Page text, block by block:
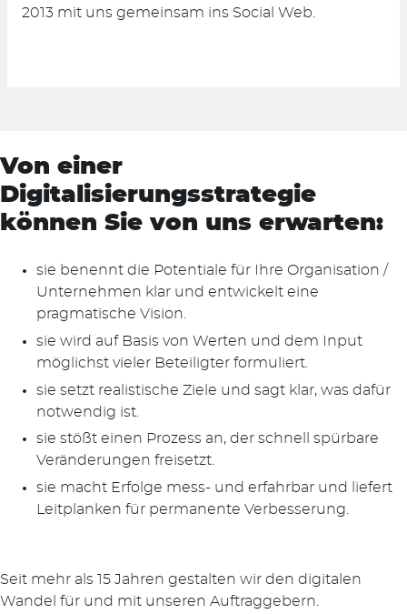
2013 mit uns gemeinsam ins Social Web.
Von einer
Digitalisierungsstrategie
können Sie von uns erwarten:
sie benennt die Potentiale für Ihre Organisation /
Unternehmen klar und entwickelt eine
pragmatische Vision.
sie wird auf Basis von Werten und dem Input
möglichst vieler Beteiligter formuliert.
sie setzt realistische Ziele und sagt klar, was dafür
notwendig ist.
sie stößt einen Prozess an, der schnell spürbare
Veränderungen freisetzt.
sie macht Erfolge mess- und erfahrbar und liefert
Leitplanken für permanente Verbesserung.
Seit mehr als 15 Jahren gestalten wir den digitalen
Wandel für und mit unseren Auftraggebern.